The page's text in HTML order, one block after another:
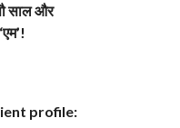
साल और
profile: